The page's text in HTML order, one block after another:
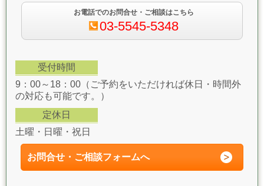
お電話でのお問合せ・ご相談はこちら
03-5545-5348
受付時間
9：00～18：00（ご予約をいただければ休日・時間外
の対応も可能です。）
定休日
土曜・日曜・祝日
お問合せ・ご相談フォームへ